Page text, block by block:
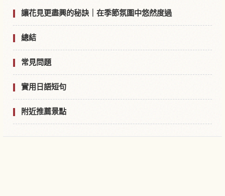
讓花見更盡興的秘訣｜在季節氛圍中悠然度過
總結
常見問題
實用日語短句
附近推薦景點